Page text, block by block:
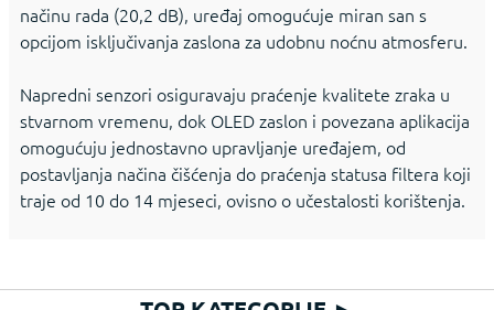
načinu rada (20,2 dB), uređaj omogućuje miran san s
opcijom isključivanja zaslona za udobnu noćnu atmosferu.
Napredni senzori osiguravaju praćenje kvalitete zraka u
stvarnom vremenu, dok OLED zaslon i povezana aplikacija
omogućuju jednostavno upravljanje uređajem, od
postavljanja načina čišćenja do praćenja statusa filtera koji
traje od 10 do 14 mjeseci, ovisno o učestalosti korištenja.